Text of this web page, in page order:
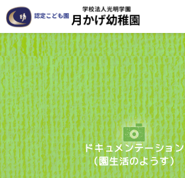
ドキュメンテーション
（園生活のようす）